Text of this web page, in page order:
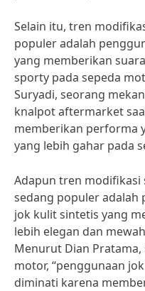
Selain itu, tren
populer adalah
yang memberikan
sporty pada sepeda
Suryadi, seorang
knalpot aftermarket
memberikan performa
yang lebih gahar pada
Adapun tren modifikasi
sedang populer adalah
jok kulit sintetis yang
lebih elegan dan
Menurut Dian
motor, “penggunaan
diminati karena